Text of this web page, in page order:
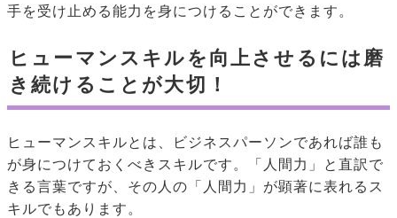
手を受け止める能力を身につけることができます。
ヒューマンスキルを向上させるには磨
き続けることが大切！
ヒューマンスキルとは、ビジネスパーソンであれば誰も
が身につけておくべきスキルです。「人間力」と直訳で
きる言葉ですが、その人の「人間力」が顕著に表れるス
キルでもあります。